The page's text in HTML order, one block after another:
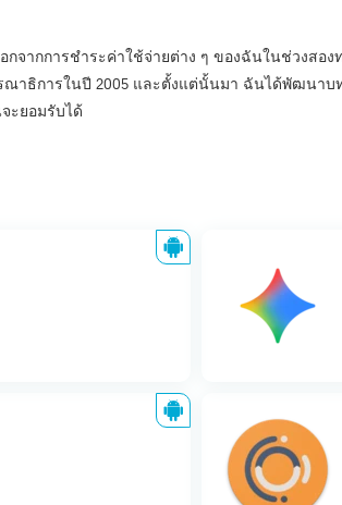
ากการชำระค่าใช้จ่ายต่าง ๆ ของฉันในช่วงสอ
ธิการในปี 2005 และตั้งแต่นั้นมา ฉันได้พัฒนาบ
ะยอมรับได้